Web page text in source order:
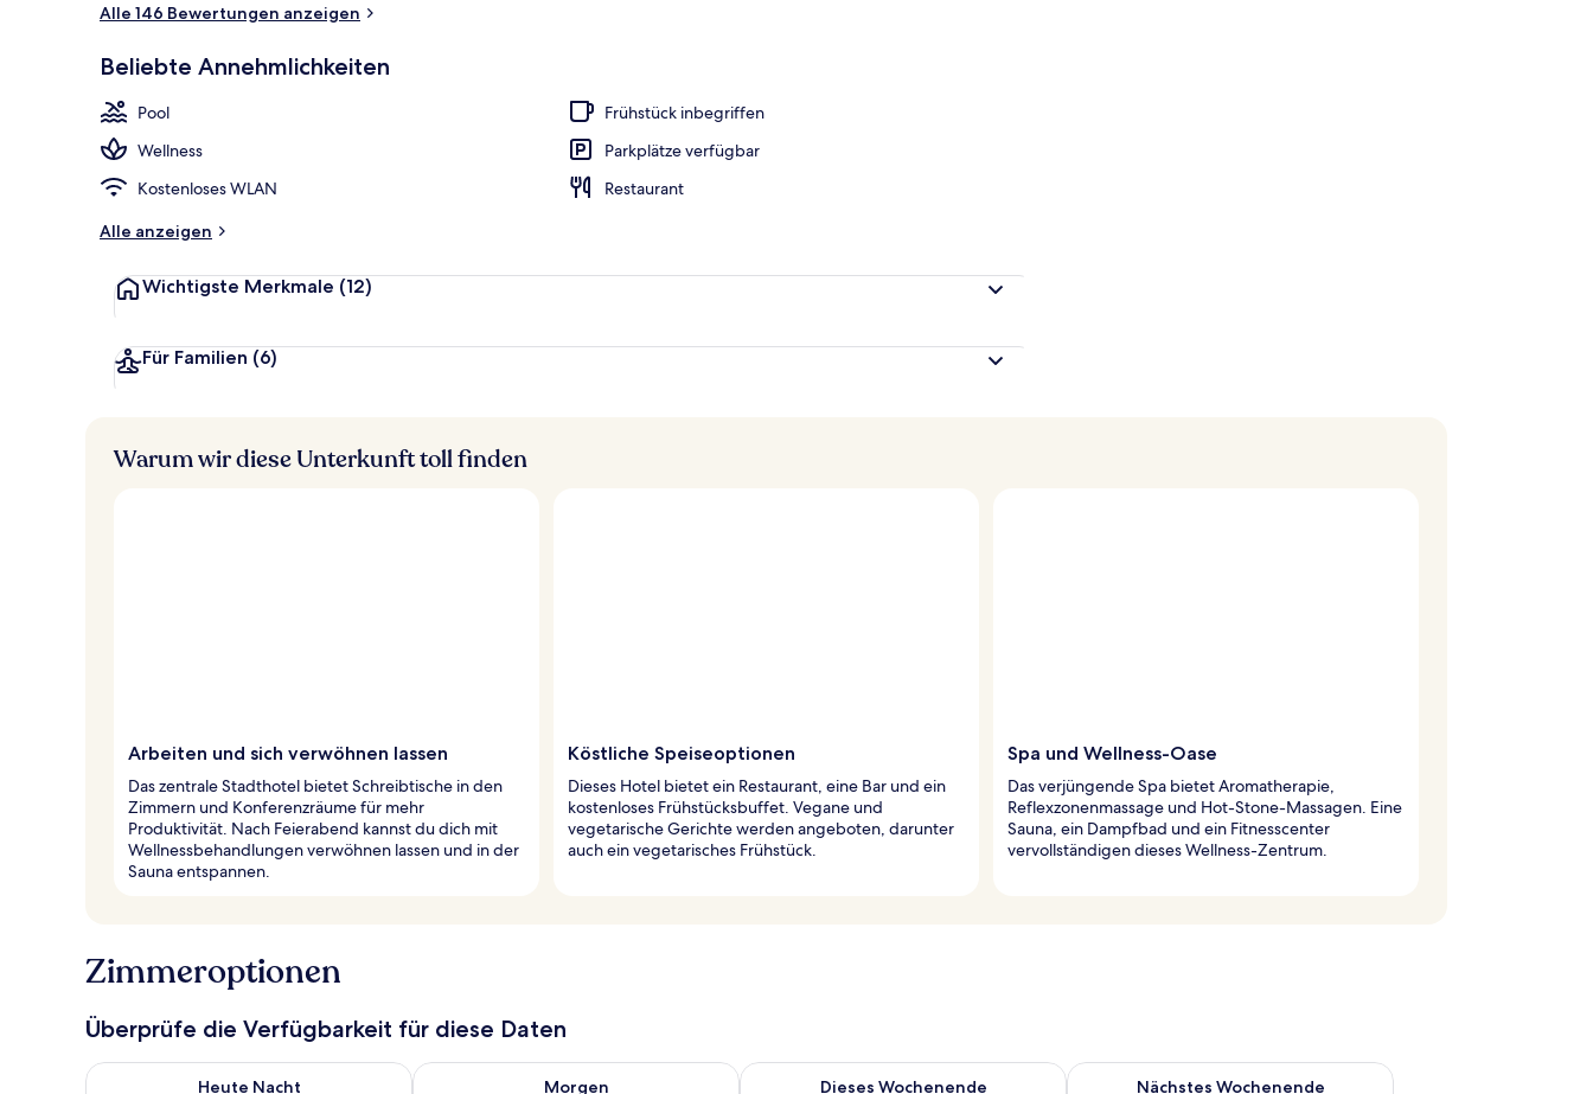
Alle 146 Bewertungen anzeigen
Beliebte Annehmlichkeiten
Pool
Frühstück inbegriffen
Wellness
Parkplätze verfügbar
Kostenloses WLAN
Restaurant
Alle anzeigen
Wichtigste Merkmale (12)
Für Familien (6)
Warum wir diese Unterkunft toll finden
Arbeiten und sich verwöhnen lassen
Das zentrale Stadthotel bietet Schreibtische in den
Zimmern und Konferenzräume für mehr
Produktivität. Nach Feierabend kannst du dich mit
Wellnessbehandlungen verwöhnen lassen und in der
Sauna entspannen.
Köstliche Speiseoptionen
Dieses Hotel bietet ein Restaurant, eine Bar und ein
kostenloses Frühstücksbuffet. Vegane und
vegetarische Gerichte werden angeboten, darunter
auch ein vegetarisches Frühstück.
Spa und Wellness-Oase
Das verjüngende Spa bietet Aromatherapie,
Reflexzonenmassage und Hot-Stone-Massagen. Eine
Sauna, ein Dampfbad und ein Fitnesscenter
vervollständigen dieses Wellness-Zentrum.
Zimmeroptionen
Überprüfe die Verfügbarkeit für diese Daten
Heute Nacht
Überprüfe die Verfügbarkeit für heute Nacht, Aug. 6 - Aug. 7.
Morgen
Überprüfe die Verfügbarkeit für morgen, Aug. 7 - Aug. 8.
Dieses Wochenende
Überprüfe die Verfügbarkeit für dieses Wochenende, Aug. 7 - Aug. 9.
Nächstes Wochenende
Überprüfe die Verfügbarkeit für nächstes Wochenende, Aug.